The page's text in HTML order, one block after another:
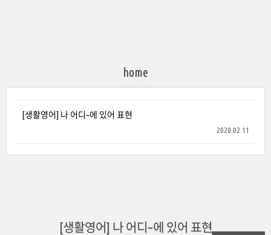
home
[생활영어] 나 어디~에 있어 표현
2020.02.11
[생활영어] 나 어디~에 있어 표현